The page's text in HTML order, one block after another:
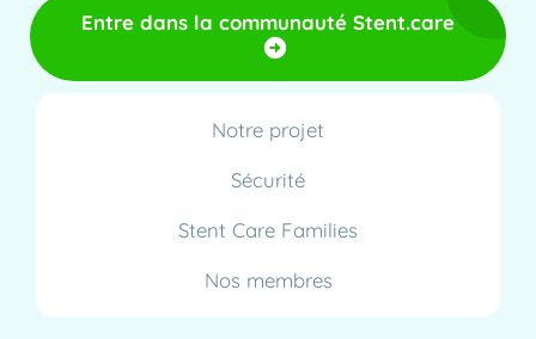
Entre dans la communauté Stent.care
Notre projet
Sécurité
Stent Care Families
Nos membres